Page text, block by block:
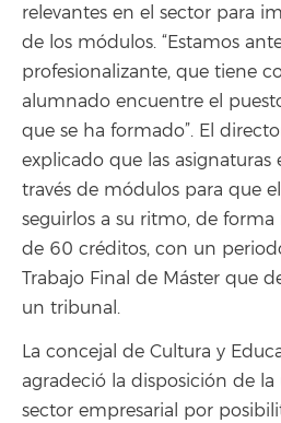
relevantes en el sector para
de los módulos. “Estamos
profesionalizante, que tiene
alumnado encuentre el
que se ha formado”. El
explicado que las asignaturas
través de módulos para que
seguirlos a su ritmo, de
de 60 créditos, con un
Trabajo Final de Máster que
un tribunal.
La concejal de Cultura y
agradeció la disposición de la
sector empresarial por